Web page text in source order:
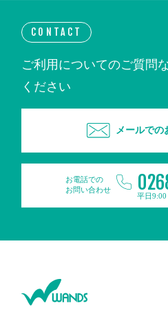
CONTACT
ご利用についてのご質問
ください
メールでの
お電話での
お問い合わせ
平日9:00